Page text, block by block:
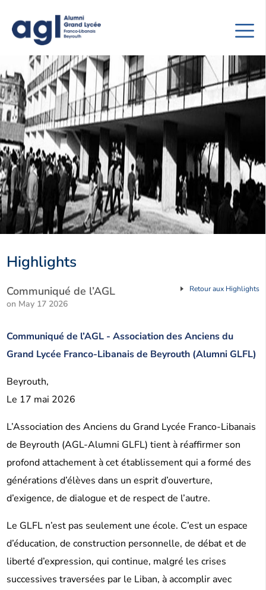
Highlights
Retour aux Highlights
Communiqué de l’AGL
on May 17 2026
Communiqué de l’AGL - Association des Anciens du
Grand Lycée Franco-Libanais de Beyrouth (Alumni GLFL)
Beyrouth,
Le 17 mai 2026
L’Association des Anciens du Grand Lycée Franco-Libanais
de Beyrouth (AGL-Alumni GLFL) tient à réaffirmer son
profond attachement à cet établissement qui a formé des
générations d’élèves dans un esprit d’ouverture,
d’exigence, de dialogue et de respect de l’autre.
Le GLFL n’est pas seulement une école. C’est un espace
d’éducation, de construction personnelle, de débat et de
liberté d’expression, qui continue, malgré les crises
successives traversées par le Liban, à accomplir avec